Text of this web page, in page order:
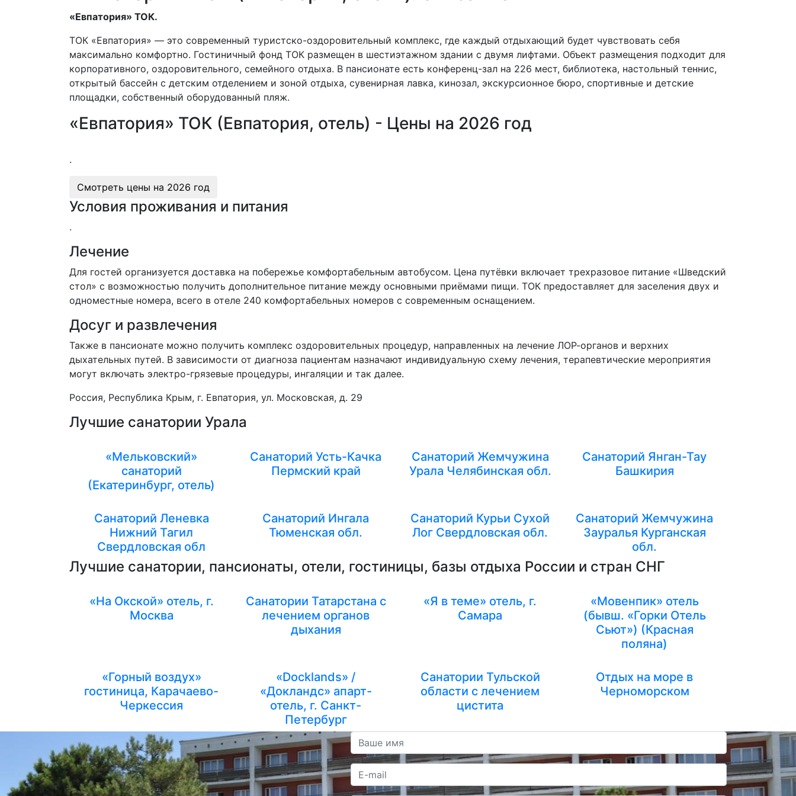
«Евпатория» ТОК.
ТОК «Евпатория» — это современный туристско-оздоровительный комплекс, где каждый отдыхающий будет чувствовать себя
максимально комфортно. Гостиничный фонд ТОК размещен в шестиэтажном здании с двумя лифтами. Объект размещения подходит для
корпоративного, оздоровительного, семейного отдыха. В пансионате есть конференц-зал на 226 мест, библиотека, настольный теннис,
открытый бассейн с детским отделением и зоной отдыха, сувенирная лавка, кинозал, экскурсионное бюро, спортивные и детские
площадки, собственный оборудованный пляж.
«Евпатория» ТОК (Евпатория, отель) - Цены на 2026 год
.
Смотреть цены на 2026 год
Условия проживания и питания
.
Лечение
Для гостей организуется доставка на побережье комфортабельным автобусом. Цена путёвки включает трехразовое питание «Шведский
стол» с возможностью получить дополнительное питание между основными приёмами пищи. ТОК предоставляет для заселения двух и
одноместные номера, всего в отеле 240 комфортабельных номеров с современным оснащением.
Досуг и развлечения
Также в пансионате можно получить комплекс оздоровительных процедур, направленных на лечение ЛОР-органов и верхних
дыхательных путей. В зависимости от диагноза пациентам назначают индивидуальную схему лечения, терапевтические мероприятия
могут включать электро-грязевые процедуры, ингаляции и так далее.
Россия, Республика Крым, г. Евпатория, ул. Московская, д. 29
Лучшие санатории Урала
«Мельковский»
санаторий
(Екатеринбург, отель)
Санаторий Усть-Качка
Пермский край
Санаторий Жемчужина
Урала Челябинская обл.
Санаторий Янган-Тау
Башкирия
Санаторий Леневка
Нижний Тагил
Свердловская обл
Санаторий Ингала
Тюменская обл.
Санаторий Курьи Сухой
Лог Свердловская обл.
Санаторий Жемчужина
Зауралья Курганская
обл.
Лучшие санатории, пансионаты, отели, гостиницы, базы отдыха России и стран СНГ
«На Окской» отель, г.
Москва
Санатории Татарстана с
лечением органов
дыхания
«Я в теме» отель, г.
Самара
«Мовенпик» отель
(бывш. «Горки Отель
Сьют») (Красная
поляна)
«Горный воздух»
гостиница, Карачаево-
Черкессия
«Docklands» /
«Докландс» апарт-
отель, г. Санкт-
Петербург
Санатории Тульской
области с лечением
цистита
Отдых на море в
Черноморском